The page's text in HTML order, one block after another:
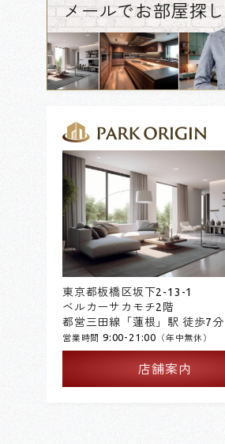
メールでお部屋探し
東京都板橋区坂下2-13-1
ベルカーサカモチ2階
都営三田線「蓮根」駅 徒歩7分
営業時間 9:00-21:00 （年中無休）
店舗案内